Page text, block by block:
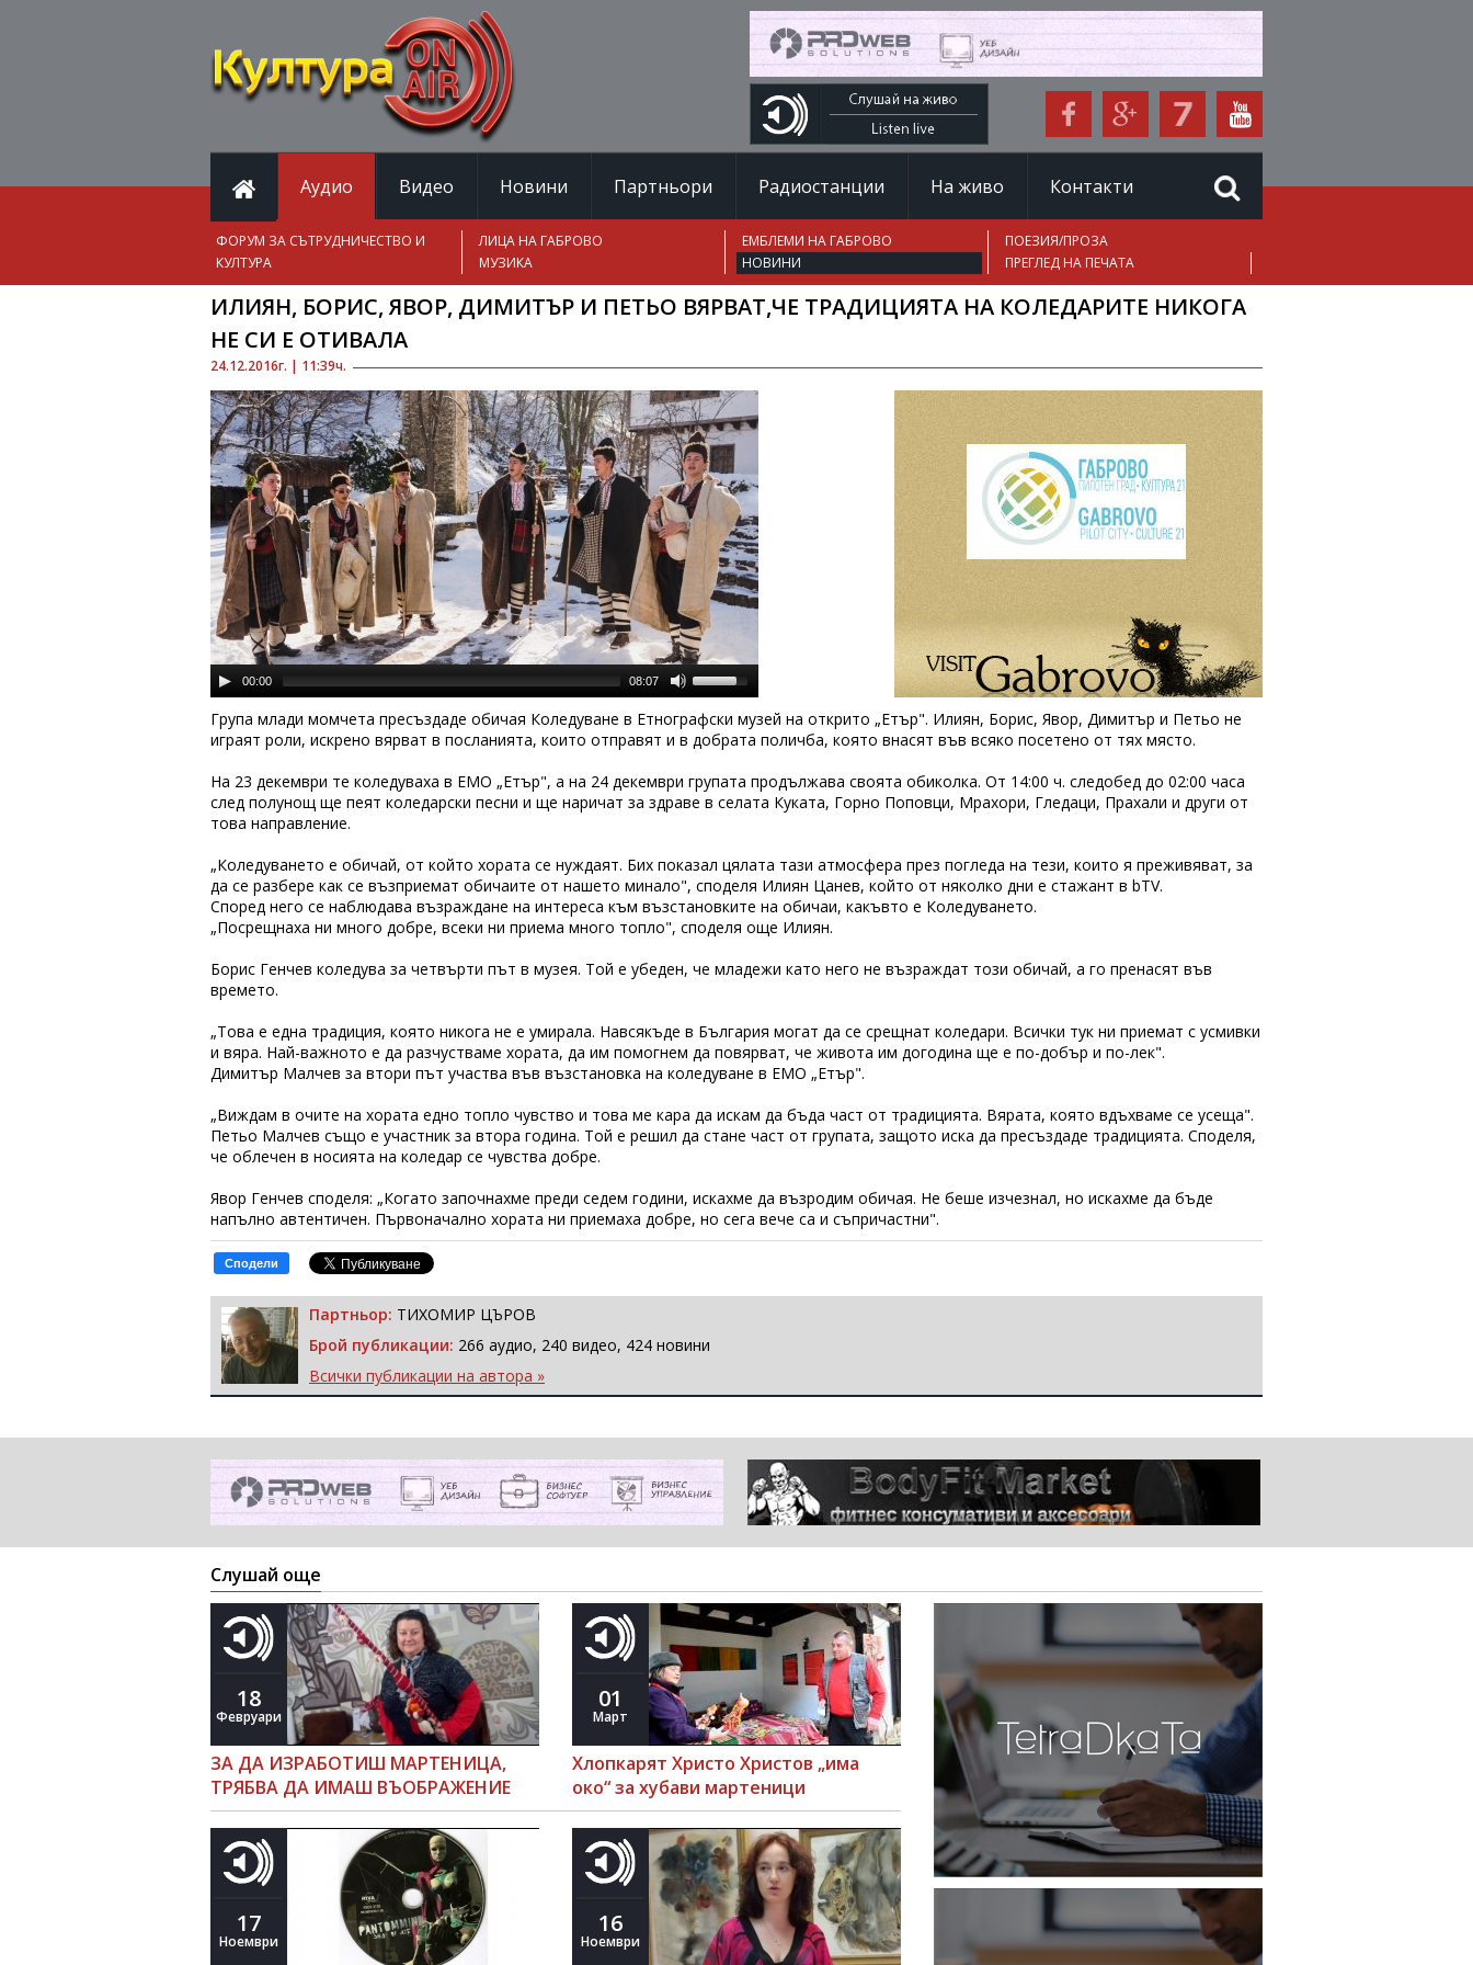
Аудио Видео Новини Партньори Радиостанции На живо Контакти
ФОРУМ ЗА СЪТРУДНИЧЕСТВО И
КУЛТУРА
ЛИЦА НА ГАБРОВО ЕМБЛЕМИ НА ГАБРОВО
ПОЕЗИЯ/ПРОЗА
МУЗИКА
НОВИНИ ПРЕГЛЕД НА ПЕЧАТА
24.12.2016г. | 11:39ч.
ИЛИЯН, БОРИС, ЯВОР, ДИМИТЪР И ПЕТЬО ВЯРВАТ,ЧЕ ТРАДИЦИЯТА НА КОЛЕДАРИТЕ НИКОГА
НЕ СИ Е ОТИВАЛА
00:00 08:07
Група млади момчета пресъздаде обичая Коледуване в Етнографски музей на открито „Етър". Илиян, Борис, Явор, Димитър и Петьо не
играят роли, искрено вярват в посланията, които отправят и в добрата поличба, която внасят във всяко посетено от тях място.
На 23 декември те коледуваха в ЕМО „Етър", а на 24 декември групата продължава своята обиколка. От 14:00 ч. следобед до 02:00 часа
след полунощ ще пеят коледарски песни и ще наричат за здраве в селата Куката, Горно Поповци, Мрахори, Гледаци, Прахали и други от
това направление.
„Коледуването е обичай, от който хората се нуждаят. Бих показал цялата тази атмосфера през погледа на тези, които я преживяват, за
да се разбере как се възприемат обичаите от нашето минало", споделя Илиян Цанев, който от няколко дни е стажант в bTV.
Според него се наблюдава възраждане на интереса към възстановките на обичаи, какъвто е Коледуването.
„Посрещнаха ни много добре, всеки ни приема много топло", споделя още Илиян.
Борис Генчев коледува за четвърти път в музея. Той е убеден, че младежи като него не възраждат този обичай, а го пренасят във
времето.
„Това е една традиция, която никога не е умирала. Навсякъде в България могат да се срещнат коледари. Всички тук ни приемат с усмивки
и вяра. Най-важното е да разчустваме хората, да им помогнем да повярват, че живота им догодина ще е по-добър и по-лек".
Димитър Малчев за втори път участва във възстановка на коледуване в ЕМО „Етър".
„Виждам в очите на хората едно топло чувство и това ме кара да искам да бъда част от традицията. Вярата, която вдъхваме се усеща".
Петьо Малчев също е участник за втора година. Той е решил да стане част от групата, защото иска да пресъздаде традицията. Споделя,
че облечен в носията на коледар се чувства добре.
Явор Генчев споделя: „Когато започнахме преди седем години, искахме да възродим обичая. Не беше изчезнал, но искахме да бъде
напълно автентичен. Първоначално хората ни приемаха добре, но сега вече са и съпричастни".
Сподели
Партньор: ТИХОМИР ЦЪРОВ
Брой публикации: 266 аудио, 240 видео, 424 новини
Всички публикации на автора »
Слушай още
18
Февруари
ЗА ДА ИЗРАБОТИШ МАРТЕНИЦА,
ТРЯБВА ДА ИМАШ ВЪОБРАЖЕНИЕ
01
Март
Хлопкарят Христо Христов „има
око“ за хубави мартеници
17
Ноември
16
Ноември